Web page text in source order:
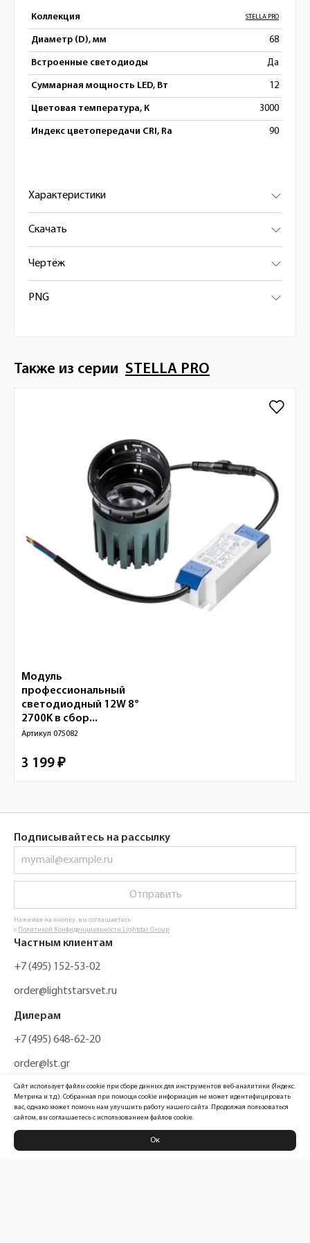
Коллекция STELLA PRO
Диаметр (D), мм 68
Встроенные светодиоды Да
Суммарная мощность LED, Вт 12
Цветовая температура, К 3000
Индекс цветопередачи CRI, Ra 90
Характеристики
Скачать
Чертёж
PNG
Также из серии STELLA PRO
Модуль
профессиональный
светодиодный 12W 8°
2700K в сбор...
Артикул 075082
3 199 ₽
Подписывайтесь на рассылку
Отправить
Нажимая на кнопку, вы соглашаетесь
с Политикой Конфиденциальности Lightstar Group
Частным клиентам
+7 (495) 152-53-02
order@lightstarsvet.ru
Дилерам
+7 (495) 648-62-20
order@lst.gr
Политика конфиденциальности
Сайт использует файлы cookie при сборе данных для инструментов веб-аналитики (Яндекс.
Метрика и т.д.). Собранная при помощи cookie информация не может идентифицировать
вас, однако может помочь нам улучшить работу нашего сайта. Продолжая пользоваться
сайтом, вы соглашаетесь с использованием файлов cookie.
Ок